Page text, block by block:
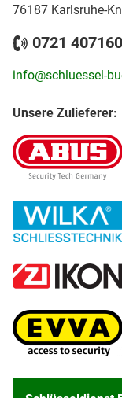
76187 Karlsruhe-
0721 407160
info@schluessel-
Unsere Zulieferer: